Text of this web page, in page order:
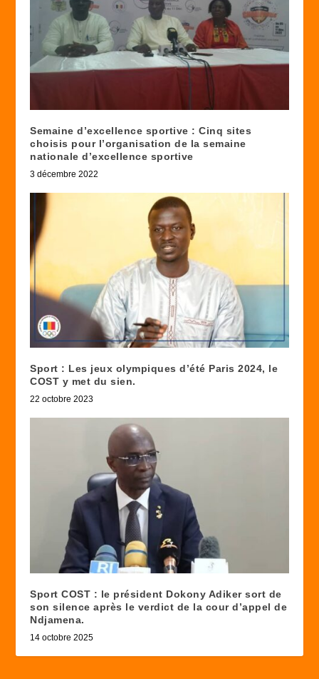
Semaine d’excellence sportive : Cinq sites
choisis pour l’organisation de la semaine
nationale d’excellence sportive
3 décembre 2022
Sport : Les jeux olympiques d’été Paris 2024, le
COST y met du sien.
22 octobre 2023
Sport COST : le président Dokony Adiker sort de
son silence après le verdict de la cour d’appel de
Ndjamena.
14 octobre 2025